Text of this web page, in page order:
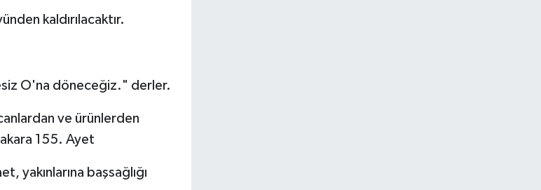
kaldırılacaktır.
O'na döneceğiz." derler.
ve ürünlerden
155. Ayet
yakınlarına başsağlığı